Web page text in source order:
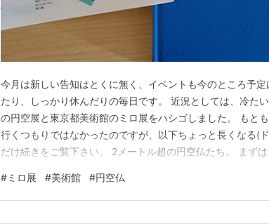
今月は新しい告知はとくに無く、イベントも今のところ予
たり、しっかり休んだりの毎日です。 近況としては、冷た
の円空展と東京都美術館のミロ展をハシゴしました。 もと
行くつもりではなかったのですが、以下ちょっと長くなる(
だけ続きをご覧下さい。 2メートル超の円空仏たち。 まず
天像や、ちっさい根付みたいな仏像、パキッとミニマルな造
ルみたいに巨大な護法神などなど、バリエーション豊か…
#ミロ展 #美術館 #円空仏